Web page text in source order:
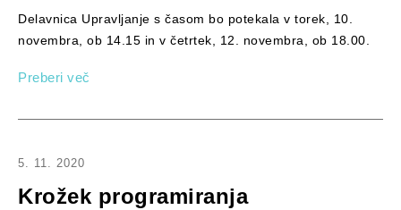
Delavnica Upravljanje s časom bo potekala v torek, 10.
novembra, ob 14.15 in v četrtek, 12. novembra, ob 18.00.
Preberi več
5. 11. 2020
Krožek programiranja